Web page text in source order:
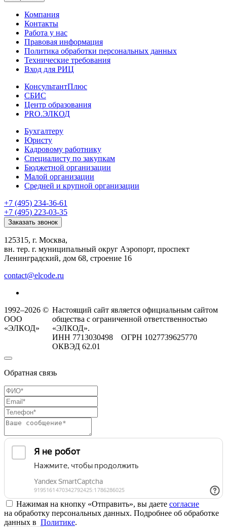
Компания
Контакты
Работа у нас
Правовая информация
Политика обработки персональных данных
Технические требования
Вход для РИЦ
КонсультантПлюс
СБИС
Центр образования
PRO.ЭЛКОД
Бухгалтеру
Юристу
Кадровому работнику
Специалисту по закупкам
Бюджетной организации
Малой организации
Средней и крупной организации
+7 (495) 234-36-61
+7 (495) 223-03-35
Заказать звонок
125315, г. Москва,
вн. тер. г. муниципальный округ Аэропорт, проспект
Ленинградский, дом 68, строение 16
contact@elcode.ru
1992–2026 ©
ООО
«ЭЛКОД»
Настоящий сайт является официальным сайтом
общества с ограниченной ответственностью
«ЭЛКОД».
ИНН 7713030498 ОГРН 1027739625770
ОКВЭД 62.01
Обратная связь
Нажимая на кнопку «Отправить», вы даете согласие
на обработку персональных данных. Подробнее об обработке
данных в Политике.